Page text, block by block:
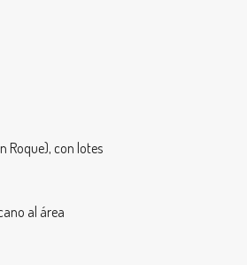
Roque), con lotes
al área